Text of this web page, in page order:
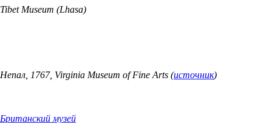
Tibet Museum (Lhasa)
Непал, 1767, Virginia Museum of Fine Arts (источник)
Британский музей